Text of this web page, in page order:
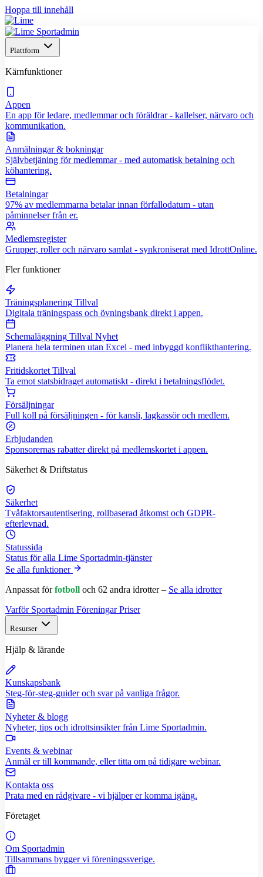
Hoppa till innehåll
Plattform
Kärnfunktioner
Appen
En app för ledare, medlemmar och föräldrar - kallelser, närvaro och
kommunikation.
Anmälningar & bokningar
Självbetjäning för medlemmar - med automatisk betalning och
köhantering.
Betalningar
97% av medlemmarna betalar innan förfallodatum - utan
påminnelser från er.
Medlemsregister
Grupper, roller och närvaro samlat - synkroniserat med IdrottOnline.
Fler funktioner
Träningsplanering Tillval
Digitala träningspass och övningsbank direkt i appen.
Schemaläggning Tillval Nyhet
Planera hela terminen utan Excel - med inbyggd konflikthantering.
Fritidskortet Tillval
Ta emot statsbidraget automatiskt - direkt i betalningsflödet.
Försäljningar
Full koll på försäljningen - för kansli, lagkassör och medlem.
Erbjudanden
Sponsorernas rabatter direkt på medlemskortet i appen.
Säkerhet & Driftstatus
Säkerhet
Tvåfaktorsautentisering, rollbaserad åtkomst och GDPR-
efterlevnad.
Statussida
Status för alla Lime Sportadmin-tjänster
Se alla funktioner
Anpassat förfotboll och 62 andra idrotter – Se alla idrotter
Varför Sportadmin FöreningarPriser
Resurser
Hjälp & lärande
Kunskapsbank
Steg-för-steg-guider och svar på vanliga frågor.
Nyheter & blogg
Nyheter, tips och idrottsinsikter från Lime Sportadmin.
Events & webinar
Anmäl er till kommande, eller titta om på tidigare webinar.
Kontakta oss
Prata med en rådgivare - vi hjälper er komma igång.
Företaget
Om Sportadmin
Tillsammans bygger vi föreningssverige.